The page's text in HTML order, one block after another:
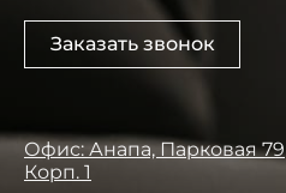
Офис: Анапа, Парковая 79
Корп. 1
Заказать звонок